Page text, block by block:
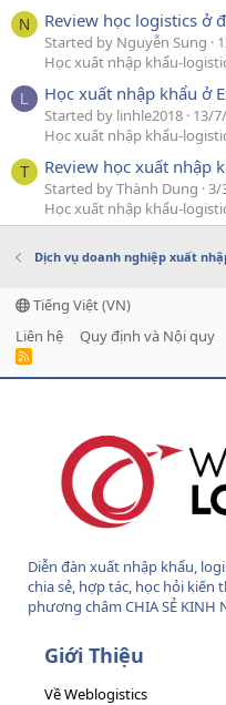
N Review học logistics ở
Started by Nguyễn Sung
Học xuất nhập khẩu-
L Học xuất nhập khẩu ở
Started by linhle2018 13/
Học xuất nhập khẩu-
T Review học xuất nhập
Started by Thành Dung 3/
Học xuất nhập khẩu-
Dịch vụ doanh nghiệp xuất
Tiếng Việt (VN)
Liên hệ
Quy định và Nội quy
R
Diễn đàn xuất nhập khẩu,
chia sẻ, hợp tác, học hỏi kiến
phương châm CHIA SẺ KINH
Giới Thiệu
Về Weblogistics